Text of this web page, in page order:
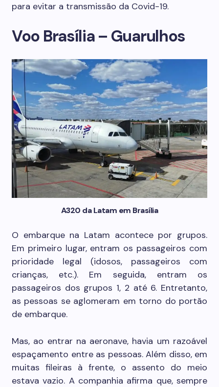
para evitar a transmissão da Covid-19.
Voo Brasília – Guarulhos
A320 da Latam em Brasília
O embarque na Latam acontece por grupos.
Em primeiro lugar, entram os passageiros com
prioridade legal (idosos, passageiros com
crianças, etc.). Em seguida, entram os
passageiros dos grupos 1, 2 até 6. Entretanto,
as pessoas se aglomeram em torno do portão
de embarque.
Mas, ao entrar na aeronave, havia um razoável
espaçamento entre as pessoas. Além disso, em
muitas fileiras à frente, o assento do meio
estava vazio. A companhia afirma que, sempre